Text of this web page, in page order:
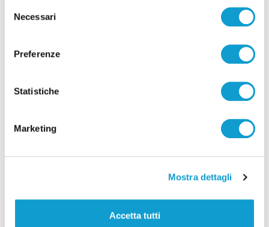
delNecessari
Preferenze
Statistiche
Marketing
Mostra dettagli
Accetta tutti
Calcio Serie C - Bongelli lascia la Samb e passa
alla Triestina